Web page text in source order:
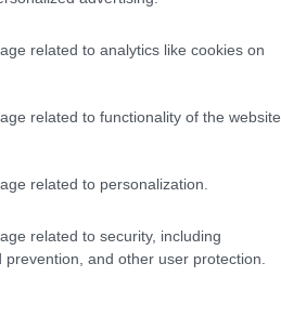
related to analytics like cookies on
related to functionality of the website
related to personalization.
related to security, including
and other user protection.
a férfit a sértetteknek